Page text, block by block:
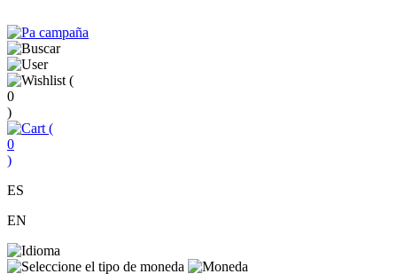
(
0
)
(
0
)
ES
EN